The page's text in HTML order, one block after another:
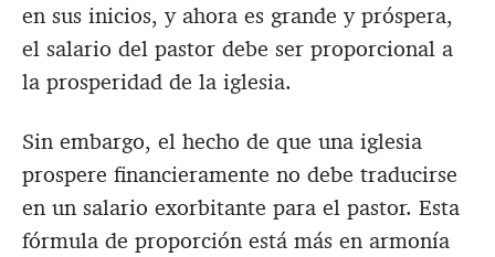
en sus inicios, y ahora es grande y próspera,
el salario del pastor debe ser proporcional a
la prosperidad de la iglesia.
Sin embargo, el hecho de que una iglesia
prospere financieramente no debe traducirse
en un salario exorbitante para el pastor. Esta
fórmula de proporción está más en armonía